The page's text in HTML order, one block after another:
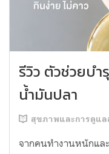
รีวิว ตัวช่วยบ
น้ำมันปลา
สุขภาพและการดูแล
จากคนทำงานหนักแล